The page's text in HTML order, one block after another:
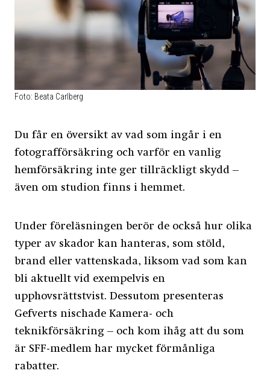
Foto: Beata Carlberg
Du får en översikt av vad som ingår i en
fotografförsäkring och varför en vanlig
hemförsäkring inte ger tillräckligt skydd –
även om studion finns i hemmet.
Under föreläsningen berör de också hur olika
typer av skador kan hanteras, som stöld,
brand eller vattenskada, liksom vad som kan
bli aktuellt vid exempelvis en
upphovsrättstvist. Dessutom presenteras
Gefverts nischade Kamera- och
teknikförsäkring – och kom ihåg att du som
är SFF-medlem har mycket förmånliga
rabatter.